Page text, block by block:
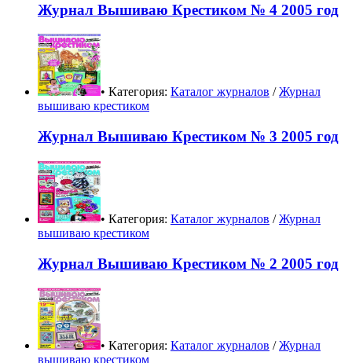
Журнал Вышиваю Крестиком № 4 2005 год
• Категория: Каталог журналов /Журнал
вышиваю крестиком
Журнал Вышиваю Крестиком № 3 2005 год
• Категория: Каталог журналов /Журнал
вышиваю крестиком
Журнал Вышиваю Крестиком № 2 2005 год
• Категория: Каталог журналов /Журнал
вышиваю крестиком